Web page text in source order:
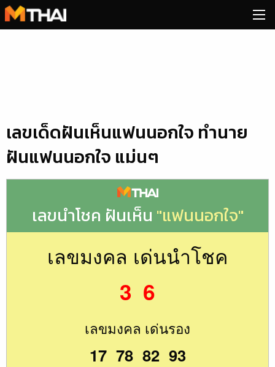
Skip
to
เลขเด็ดฝันเห็นแฟนนอกใจ ทำนาย
ฝันแฟนนอกใจ แม่นๆ
เลขนำโชค ฝันเห็น "แฟนนอกใจ"
เลขมงคล เด่นนำโชค
3 6
เลขมงคล เด่นรอง
17 78 82 93